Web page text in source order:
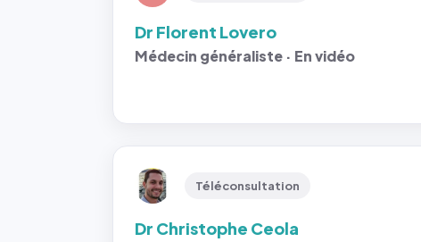
Dr Florent Lovero
Médecin généraliste · En vidéo
Téléconsultation
Dr Christophe Ceola